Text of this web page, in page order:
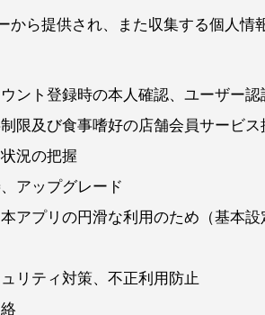
ら提供され、また収集する個人情
ント登録時の本人確認、ユーザー認
限及び食事嗜好の店舗会員サービス
況の把握
アップグレード
アプリの円滑な利用のため（基本
リティ対策、不正利用防止